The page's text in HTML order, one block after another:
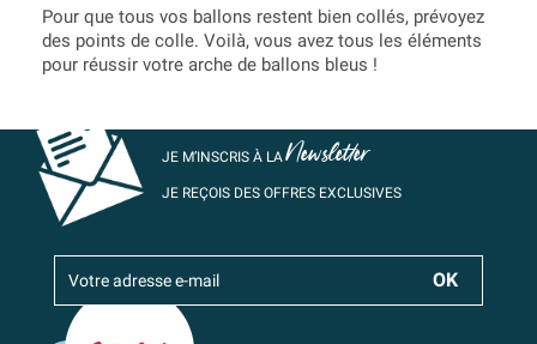
Pour que tous vos ballons restent bien collés, prévoyez
des points de colle. Voilà, vous avez tous les éléments
pour réussir votre arche de ballons bleus !
JE M’INSCRIS À LANewsletter
JE REÇOIS DES OFFRES EXCLUSIVES